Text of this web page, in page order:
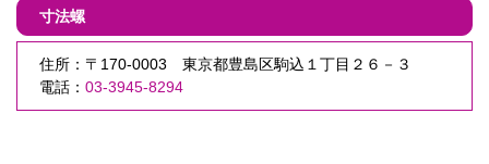
寸法螺
住所：〒170-0003 東京都豊島区駒込１丁目２６－３
電話： 03-3945-8294